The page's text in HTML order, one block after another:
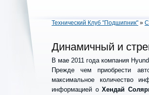
Технический Клуб "Подшипник" »
Динамичный и
В мае 2011 года компания
Прежде чем приобрести
максимальное количество
информацией оХендай